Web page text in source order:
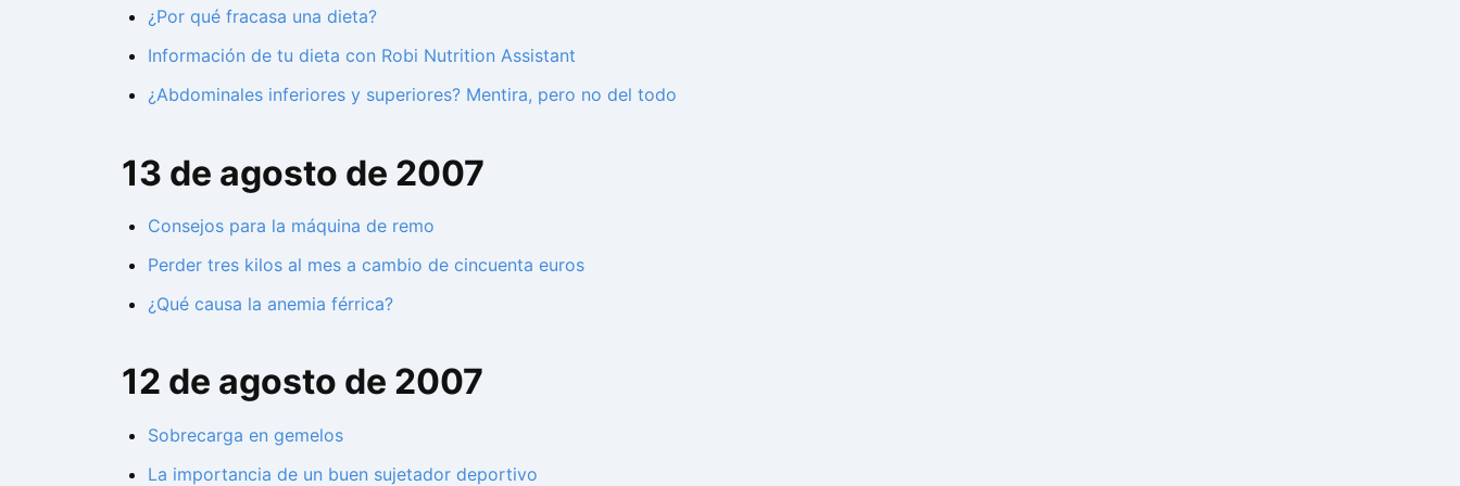
¿Por qué fracasa una dieta?
Información de tu dieta con Robi Nutrition Assistant
¿Abdominales inferiores y superiores? Mentira, pero no del todo
13 de agosto de 2007
Consejos para la máquina de remo
Perder tres kilos al mes a cambio de cincuenta euros
¿Qué causa la anemia férrica?
12 de agosto de 2007
Sobrecarga en gemelos
La importancia de un buen sujetador deportivo